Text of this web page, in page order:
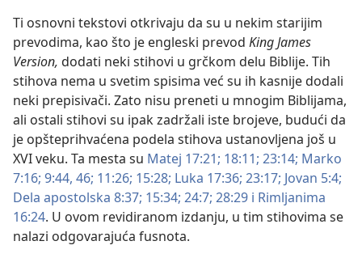
Ti osnovni tekstovi otkrivaju da su u nekim starijim
prevodima, kao što je engleski prevod King James
Version, dodati neki stihovi u grčkom delu Biblije. Tih
stihova nema u svetim spisima već su ih kasnije dodali
neki prepisivači. Zato nisu preneti u mnogim Biblijama,
ali ostali stihovi su ipak zadržali iste brojeve, budući da
je opšteprihvaćena podela stihova ustanovljena još u
XVI veku. Ta mesta su Matej 17:21; 18:11; 23:14; Marko
7:16; 9:44, 46; 11:26; 15:28; Luka 17:36; 23:17; Jovan 5:4;
Dela apostolska 8:37; 15:34; 24:7; 28:29 i Rimljanima
16:24. U ovom revidiranom izdanju, u tim stihovima se
nalazi odgovarajuća fusnota.